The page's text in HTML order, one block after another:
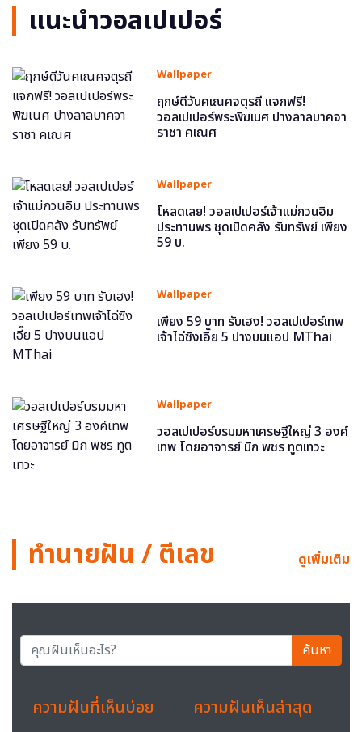
แนะนำวอลเปเปอร์
Wallpaper
ฤกษ์ดีวันคเณศจตุรถี แจกฟรี!
วอลเปเปอร์พระพิฆเนศ ปางลาลบาคจา
ราชา คเณศ
Wallpaper
โหลดเลย! วอลเปเปอร์เจ้าแม่กวนอิม
ประทานพร ชุดเปิดคลัง รับทรัพย์ เพียง
59 บ.
Wallpaper
เพียง 59 บาท รับเฮง! วอลเปเปอร์เทพ
เจ้าไฉ่ซิงเอี๊ย 5 ปางบนแอป MThai
Wallpaper
วอลเปเปอร์บรมมหาเศรษฐีใหญ่ 3 องค์
เทพ โดยอาจารย์ มิก พชร ทูตเทวะ
ทำนายฝัน / ตีเลข ดูเพิ่มเติม
ค้นหา
ความฝันที่เห็นบ่อย ความฝันเห็นล่าสุด